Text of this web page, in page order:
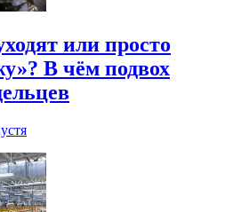
или просто
В чём подвох